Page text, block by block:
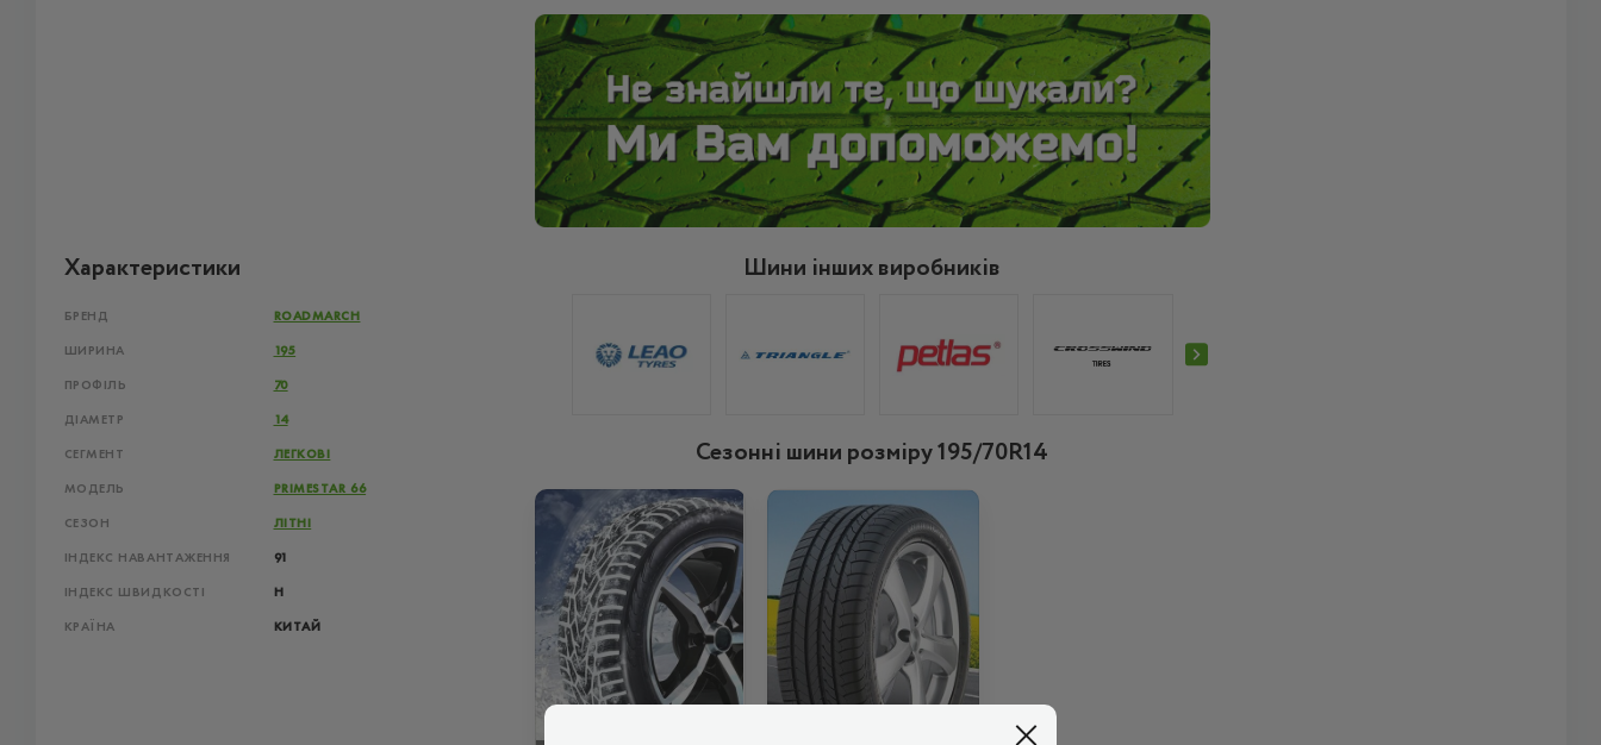
Характеристики
БРЕНД ROADMARCH
ШИРИНА 195
ПРОФІЛЬ 70
ДІАМЕТР 14
СЕГМЕНТ ЛЕГКОВІ
МОДЕЛЬ PRIMESTAR 66
СЕЗОН ЛІТНІ
ІНДЕКС НАВАНТАЖЕННЯ 91
ІНДЕКС ШВИДКОСТІ H
КРАЇНА КИТАЙ
Шини інших виробників
Сезонні шини розміру 195/70R14